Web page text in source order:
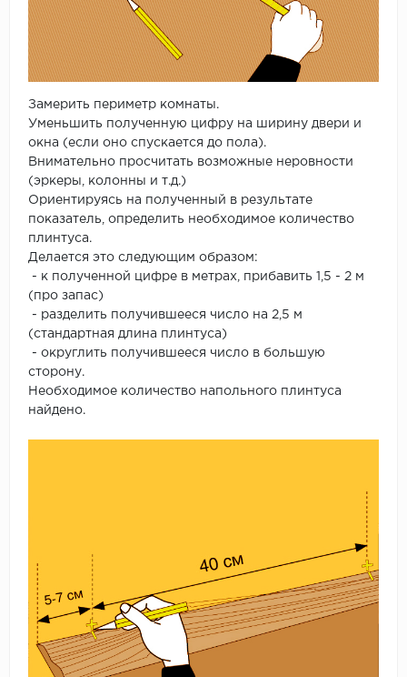
Замерить периметр комнаты.
Уменьшить полученную цифру на ширину двери и
окна (если оно спускается до пола).
Внимательно просчитать возможные неровности
(эркеры, колонны и т.д.)
Ориентируясь на полученный в результате
показатель, определить необходимое количество
плинтуса.
Делается это следующим образом:
- к полученной цифре в метрах, прибавить 1,5 - 2 м
(про запас)
- разделить получившееся число на 2,5 м
(стандартная длина плинтуса)
- округлить получившееся число в большую
сторону.
Необходимое количество напольного плинтуса
найдено.